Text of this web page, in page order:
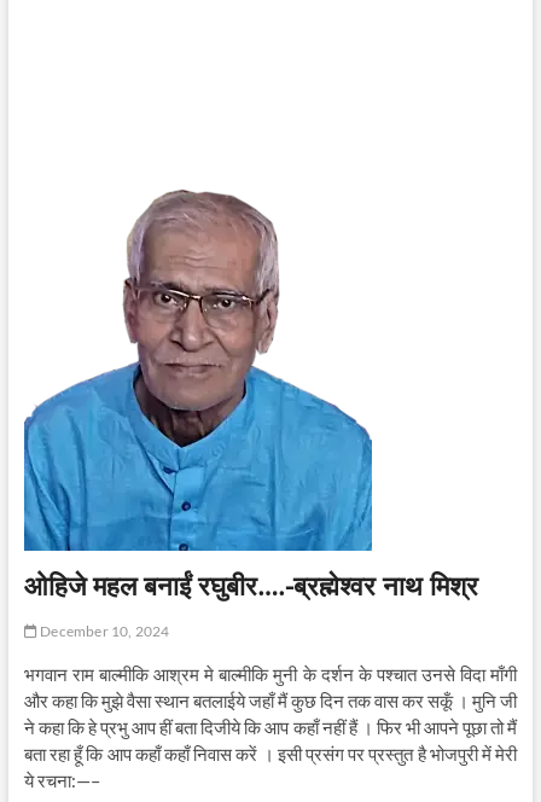
ओहिजे महल बनाईं रघुबीर….-ब्रह्मेश्वर नाथ मिश्र
December 10, 2024
भगवान राम बाल्मीकि आश्रम मे बाल्मीकि मुनी के दर्शन के पश्चात उनसे विदा माँगी
और कहा कि मुझे वैसा स्थान बतलाईये जहाँ मैं कुछ दिन तक वास कर सकूँ । मुनि जी
ने कहा कि हे प्रभु आप हीं बता दिजीये कि आप कहाँ नहीं हैं । फिर भी आपने पूछा तो मैं
बता रहा हूँ कि आप कहाँ कहाँ निवास करें । इसी प्रसंग पर प्रस्तुत है भोजपुरी में मेरी
ये रचना:—–